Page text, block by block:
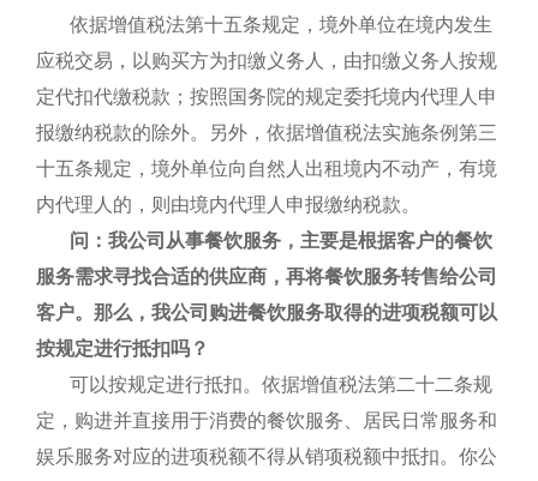
依据增值税法第十五条规定，境外单位在境内发生
应税交易，以购买方为扣缴义务人，由扣缴义务人按规
定代扣代缴税款；按照国务院的规定委托境内代理人申
报缴纳税款的除外。另外，依据增值税法实施条例第三
十五条规定，境外单位向自然人出租境内不动产，有境
内代理人的，则由境内代理人申报缴纳税款。
问：我公司从事餐饮服务，主要是根据客户的餐饮
服务需求寻找合适的供应商，再将餐饮服务转售给公司
客户。那么，我公司购进餐饮服务取得的进项税额可以
按规定进行抵扣吗？
可以按规定进行抵扣。依据增值税法第二十二条规
定，购进并直接用于消费的餐饮服务、居民日常服务和
娱乐服务对应的进项税额不得从销项税额中抵扣。你公